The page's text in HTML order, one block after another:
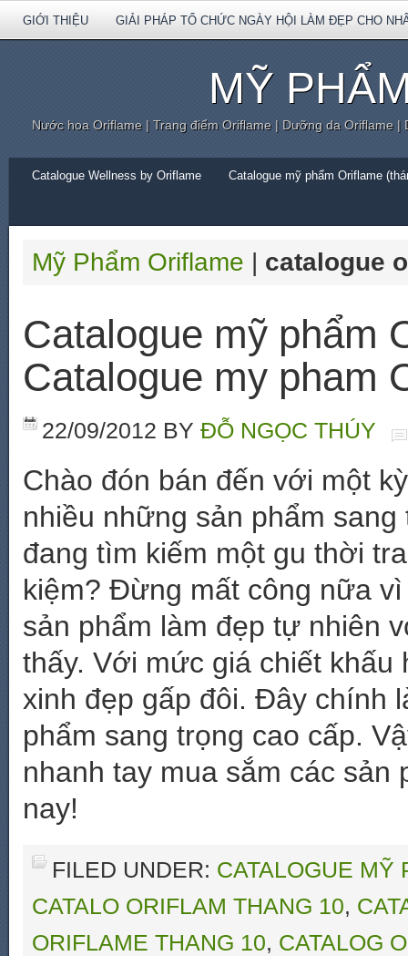
GIỚI THIỆU GIẢI PHÁP TỔ CHỨC NGÀY HỘI LÀM ĐẸP CHO
MỸ
Nước hoa Oriflame | Trang điểm Oriflame | Dưỡng da Oriflame
Catalogue Wellness by Oriflame Catalogue mỹ phẩm Oriflame
Mỹ Phẩm Oriflame | catalogue
Catalogue mỹ phẩm
Catalogue my pham
22/09/2012 BY ĐỖ NGỌC THÚY
Chào đón bán đến với một
nhiều những sản phẩm
đang tìm kiếm một gu thời
kiệm? Đừng mất công nữa
sản phẩm làm đẹp tự nhiên
thấy. Với mức giá chiết
xinh đẹp gấp đôi. Đây chính
phẩm sang trọng cao cấp.
nhanh tay mua sắm các sản
nay!
FILED UNDER: CATALOGUE MỸ
CATALO ORIFLAM THANG 10,
ORIFLAME THANG 10, CATALOG